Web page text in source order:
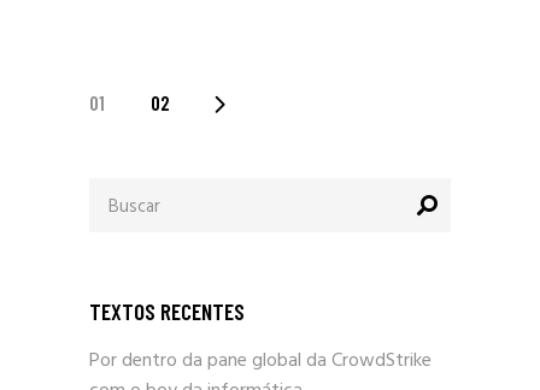
PAGINAÇÃO
POSTS
01 02
por:
TEXTOS RECENTES
Por dentro da pane global da CrowdStrike